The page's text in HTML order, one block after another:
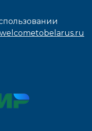
welcometobelarus.ru